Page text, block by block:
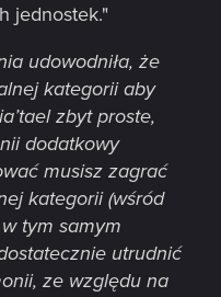
jednostek."
udowodniła, że
kategorii aby
zbyt proste,
dodatkowy
musisz zagrać
kategorii (wśród
tym samym
utrudnić
ze względu na